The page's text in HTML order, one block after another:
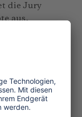
die Jury
aus,
der
an Ort